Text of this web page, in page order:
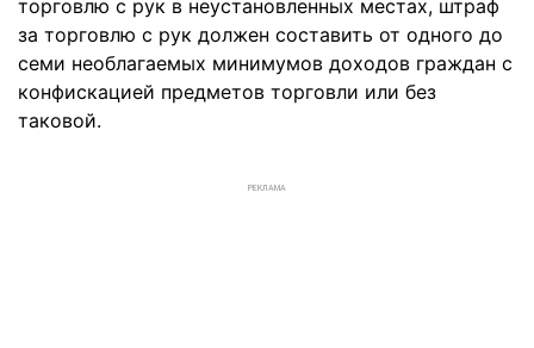
торговлю с рук в неустановленных местах, штраф
за торговлю с рук должен составить от одного до
семи необлагаемых минимумов доходов граждан с
конфискацией предметов торговли или без
таковой.
РЕКЛАМА